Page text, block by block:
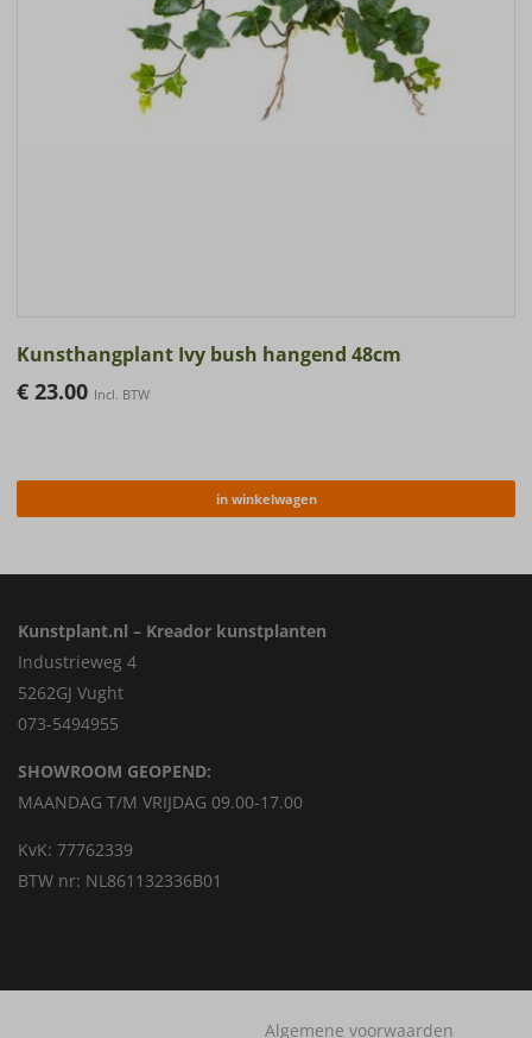
Kunsthangplant Ivy bush hangend 48cm
€ 23.00 Incl. BTW
in winkelwagen
Kunstplant.nl – Kreador kunstplanten
Industrieweg 4
5262GJ Vught
073-5494955
SHOWROOM GEOPEND:
MAANDAG T/M VRIJDAG 09.00-17.00
KvK: 77762339
BTW nr: NL861132336B01
Algemene voorwaarden